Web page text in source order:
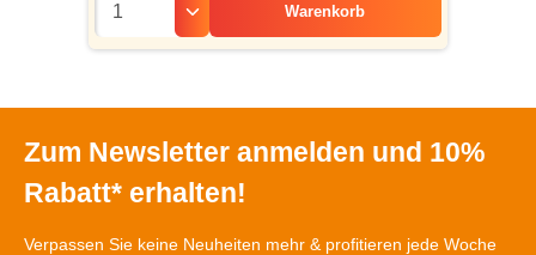
Warenkorb
Zum Newsletter anmelden und 10%
Rabatt* erhalten!
Verpassen Sie keine Neuheiten mehr & profitieren jede Woche